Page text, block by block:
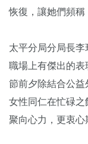
恢復，讓她們頻稱
太平分局分局長
職場上有傑出的
節前夕除結合公
女性同仁在忙碌
聚向心力，更衷心